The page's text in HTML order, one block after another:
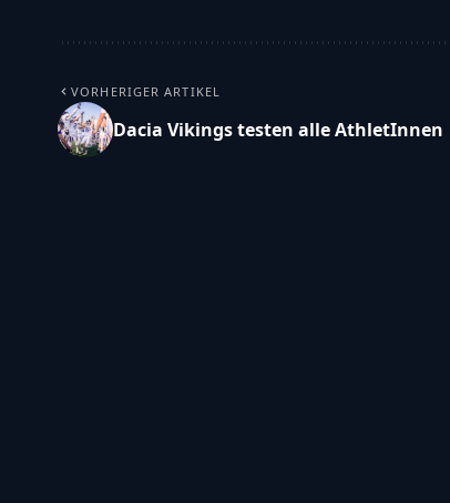
VORHERIGER ARTIKEL
Dacia Vikings testen alle AthletInnen